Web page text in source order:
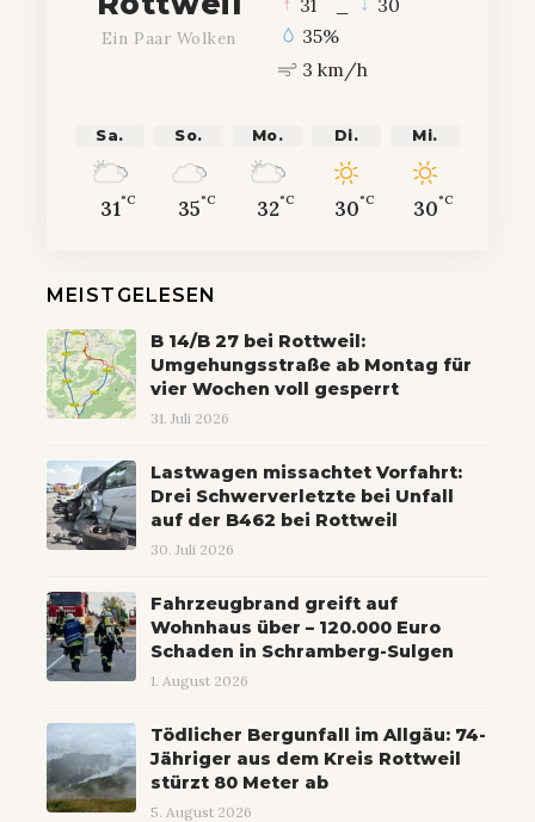
Ein Paar Wolken
31 30
35%
3 km/h
Sa.
31°C
So.
35°C
Mo.
32°C
Di.
30°C
Mi.
30°C
MEISTGELESEN
B 14/B 27 bei Rottweil:
Umgehungsstraße ab Montag für
vier Wochen voll gesperrt
31. Juli 2026
Lastwagen missachtet Vorfahrt:
Drei Schwerverletzte bei Unfall
auf der B462 bei Rottweil
30. Juli 2026
Fahrzeugbrand greift auf
Wohnhaus über – 120.000 Euro
Schaden in Schramberg-Sulgen
1. August 2026
Tödlicher Bergunfall im Allgäu: 74-
Jähriger aus dem Kreis Rottweil
stürzt 80 Meter ab
5. August 2026